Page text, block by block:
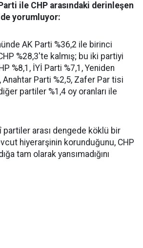
ile CHP arasındaki derinleşen
yorumluyor:
AK Parti %36,2 ile birinci
%28,3'te kalmış; bu iki partiyi
%8,1, İYİ Parti %7,1, Yeniden
Anahtar Parti %2,5, Zafer Par tisi
partiler %1,4 oy oranları ile
partiler arası dengede köklü bir
hiyerarşinin korunduğunu, CHP
tam olarak yansımadığını